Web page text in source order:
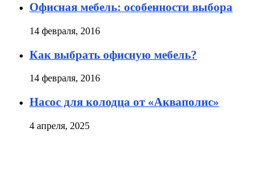
Офисная мебель: особенности выбора
14 февраля, 2016
Как выбрать офисную мебель?
14 февраля, 2016
Насос для колодца от «Акваполис»
4 апреля, 2025